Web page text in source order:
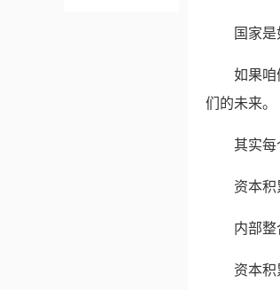
国家
如果咱
们的未来。
其实每
资本积
内部整
资本